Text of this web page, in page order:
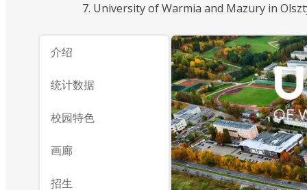
University of Warmia and Mazury in
介绍
统计数据
校园特色
画廊
招生